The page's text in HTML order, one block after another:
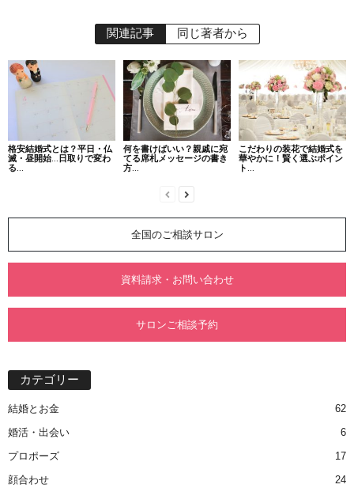
関連記事 同じ著者から
格安結婚式とは？平日・仏
滅・昼開始…日取りで変わ
る...
何を書けばいい？親戚に宛
てる席札メッセージの書き
方...
こだわりの装花で結婚式を
華やかに！賢く選ぶポイン
ト...
全国のご相談サロン
資料請求・お問い合わせ
サロンご相談予約
カテゴリー
結婚とお金
62
婚活・出会い
6
プロポーズ
17
顔合わせ
24